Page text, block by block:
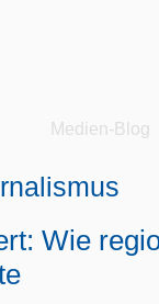
Medien-Blog
Wie